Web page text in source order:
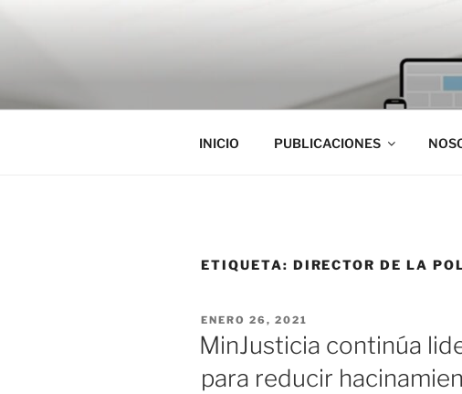
INICIO PUBLICACIONES
ETIQUETA: DIRECTOR DE LA
PUBLICADO
EL
ENERO 26, 2021
MinJusticia continúa
para reducir